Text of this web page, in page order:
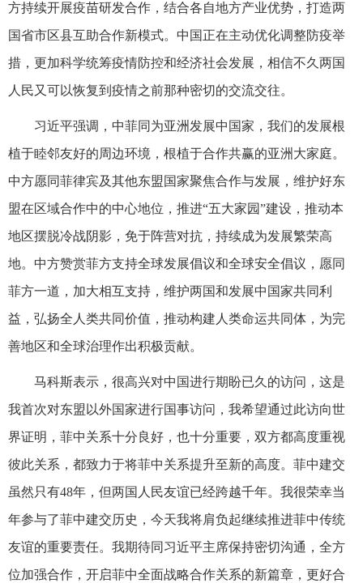
方持续开展疫苗研发合作，结合各自地方产业优势，打造两
国省市区县互助合作新模式。中国正在主动优化调整防疫举
措，更加科学统筹疫情防控和经济社会发展，相信不久两国
人民又可以恢复到疫情之前那种密切的交流交往。
习近平强调，中菲同为亚洲发展中国家，我们的发展根
植于睦邻友好的周边环境，根植于合作共赢的亚洲大家庭。
中方愿同菲律宾及其他东盟国家聚焦合作与发展，维护好东
盟在区域合作中的中心地位，推进“五大家园”建设，推动本
地区摆脱冷战阴影，免于阵营对抗，持续成为发展繁荣高
地。中方赞赏菲方支持全球发展倡议和全球安全倡议，愿同
菲方一道，加大相互支持，维护两国和发展中国家共同利
益，弘扬全人类共同价值，推动构建人类命运共同体，为完
善地区和全球治理作出积极贡献。
马科斯表示，很高兴对中国进行期盼已久的访问，这是
我首次对东盟以外国家进行国事访问，我希望通过此访向世
界证明，菲中关系十分良好，也十分重要，双方都高度重视
彼此关系，都致力于将菲中关系提升至新的高度。菲中建交
虽然只有48年，但两国人民友谊已经跨越千年。我很荣幸当
年参与了菲中建交历史，今天我将肩负起继续推进菲中传统
友谊的重要责任。我期待同习近平主席保持密切沟通，全方
位加强合作，开启菲中全面战略合作关系的新篇章，更好合